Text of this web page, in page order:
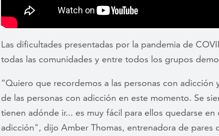
Las dificultades presentadas por la pandemia de
todas las comunidades y entre todos los grupos
“Quiero que recordemos a las personas con adicción
de las personas con adicción en este momento. Se
tienen adónde ir... es muy fácil para ellos quedarse en
adicción", dijo Amber Thomas, entrenadora de pares